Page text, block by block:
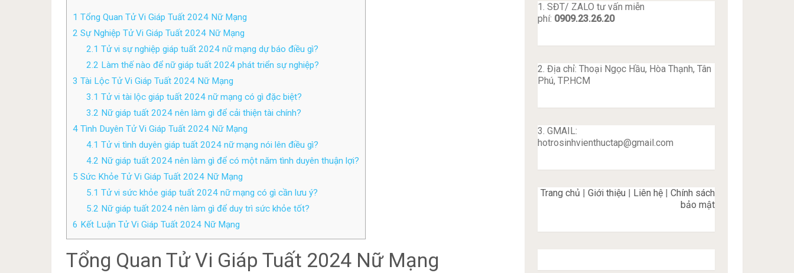
1 Tổng Quan Tử Vi Giáp Tuất 2024 Nữ Mạng
2 Sự Nghiệp Tử Vi Giáp Tuất 2024 Nữ Mạng
2.1 Tử vi sự nghiệp giáp tuất 2024 nữ mạng dự báo điều gì?
2.2 Làm thế nào để nữ giáp tuất 2024 phát triển sự nghiệp?
3 Tài Lộc Tử Vi Giáp Tuất 2024 Nữ Mạng
3.1 Tử vi tài lộc giáp tuất 2024 nữ mạng có gì đặc biệt?
3.2 Nữ giáp tuất 2024 nên làm gì để cải thiện tài chính?
4 Tình Duyên Tử Vi Giáp Tuất 2024 Nữ Mạng
4.1 Tử vi tình duyên giáp tuất 2024 nữ mạng nói lên điều gì?
4.2 Nữ giáp tuất 2024 nên làm gì để có một năm tình duyên thuận lợi?
5 Sức Khỏe Tử Vi Giáp Tuất 2024 Nữ Mạng
5.1 Tử vi sức khỏe giáp tuất 2024 nữ mạng có gì cần lưu ý?
5.2 Nữ giáp tuất 2024 nên làm gì để duy trì sức khỏe tốt?
6 Kết Luận Tử Vi Giáp Tuất 2024 Nữ Mạng
Tổng Quan Tử Vi Giáp Tuất 2024 Nữ Mạng
1. SĐT/ ZALO tư vấn miễn
phí: 0909.23.26.20
2. Địa chỉ: Thoại Ngọc Hầu, Hòa Thạnh, Tân
Phú, TP.HCM
3. GMAIL:
hotrosinhvienthuctap@gmail.com
Trang chủ | Giới thiệu | Liên hệ | Chính sách
bảo mật